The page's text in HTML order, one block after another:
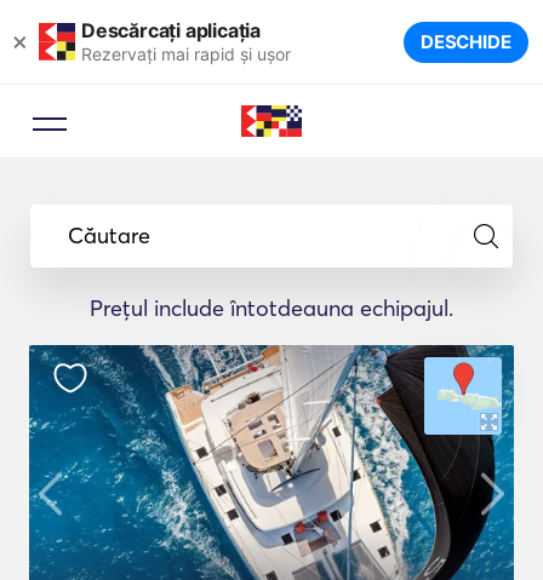
× Descărcați aplicația
Rezervați mai rapid și ușor DESCHIDE
Căutare
Prețul include întotdeauna echipajul.